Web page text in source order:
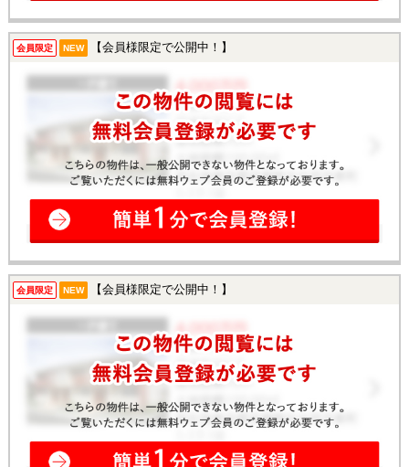
会員限定 NEW 【会員様限定で公開中！】
会員限定 NEW 【会員様限定で公開中！】